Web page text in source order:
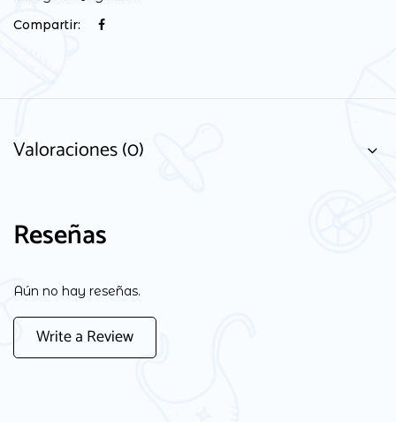
Compartir:
Valoraciones (0)
Reseñas
Aún no hay reseñas.
Write a Review